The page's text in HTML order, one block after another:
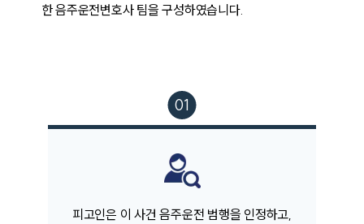
한 음주운전변호사 팀을 구성하였습니다.
피고인은 이 사건 음주운전 범행을 인정하고,